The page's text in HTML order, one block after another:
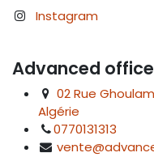
Instagram
Advanced
02 Rue
Algérie
0770131313